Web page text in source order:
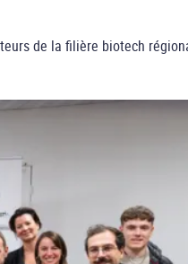
de la filière biotech